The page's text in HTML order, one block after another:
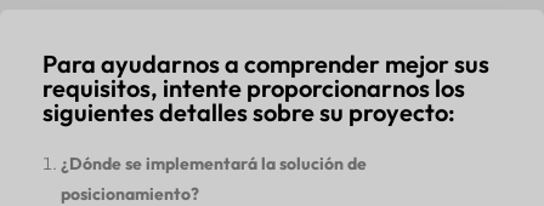
Para ayudarnos a comprender mejor sus
requisitos, intente proporcionarnos los
siguientes detalles sobre su proyecto:
¿Dónde se implementará la solución de
posicionamiento?